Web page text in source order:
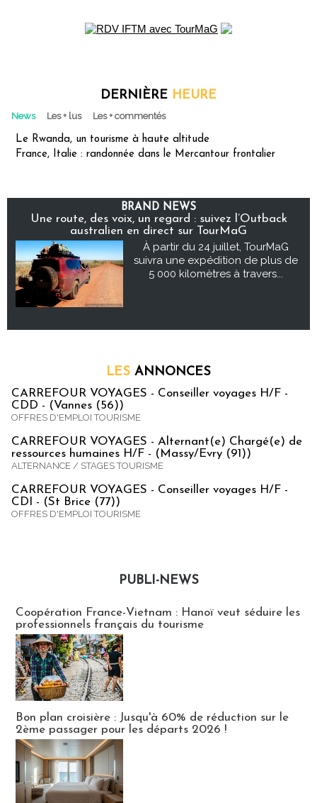
DERNIÈRE HEURE
News Les + lus Les + commentés
Le Rwanda, un tourisme à haute altitude
France, Italie : randonnée dans le Mercantour frontalier
BRAND NEWS
Une route, des voix, un regard : suivez l’Outback
australien en direct sur TourMaG
À partir du 24 juillet, TourMaG
suivra une expédition de plus de
5 000 kilomètres à travers...
LES ANNONCES
CARREFOUR VOYAGES - Conseiller voyages H/F -
CDD - (Vannes (56))
OFFRES D'EMPLOI TOURISME
CARREFOUR VOYAGES - Alternant(e) Chargé(e) de
ressources humaines H/F - (Massy/Evry (91))
ALTERNANCE / STAGES TOURISME
CARREFOUR VOYAGES - Conseiller voyages H/F -
CDI - (St Brice (77))
OFFRES D'EMPLOI TOURISME
PUBLI-NEWS
Coopération France-Vietnam : Hanoï veut séduire les
professionnels français du tourisme
Bon plan croisière : Jusqu'à 60% de réduction sur le
2ème passager pour les départs 2026 !